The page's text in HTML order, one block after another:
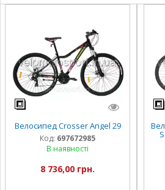
Велосипед Crosser Angel 29
Код: 697672985
В наявності
8 736,00 грн.